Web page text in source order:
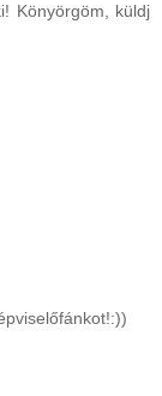
Könyörgöm, küldj